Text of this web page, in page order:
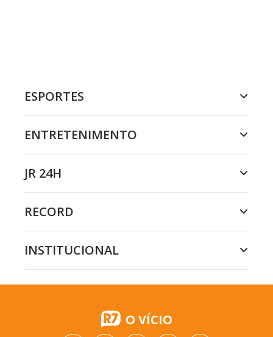
ESPORTES
ENTRETENIMENTO
JR 24H
RECORD
INSTITUCIONAL
O VÍCIO